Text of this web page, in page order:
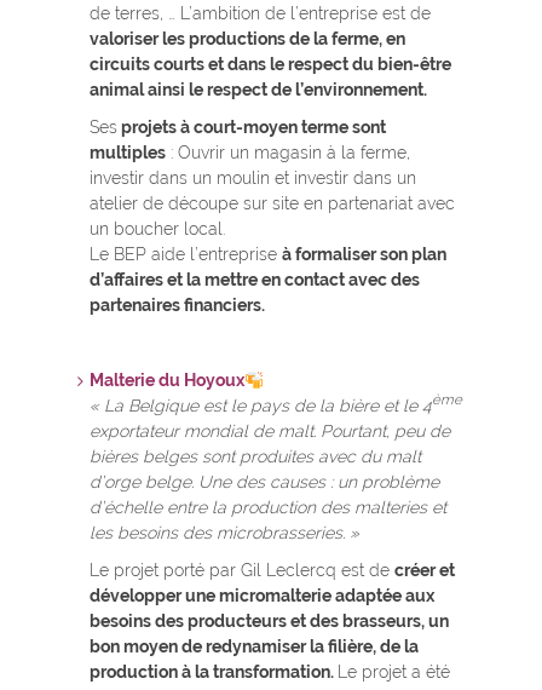
de terres, … L’ambition de l’entreprise est de
valoriser les productions de la ferme, en
circuits courts et dans le respect du bien-être
animal ainsi le respect de l’environnement.
Sesprojets à court-moyen terme sont
multiples : Ouvrir un magasin à la ferme,
investir dans un moulin et investir dans un
atelier de découpe sur site en partenariat avec
un boucher local.
Le BEP aide l’entreprise à formaliser son plan
d’affaires et la mettre en contact avec des
partenaires financiers.
Malterie du Hoyoux
« La Belgique est le pays de la bière et le 4ème
exportateur mondial de malt. Pourtant, peu de
bières belges sont produites avec du malt
d’orge belge. Une des causes : un problème
d’échelle entre la production des malteries et
les besoins des microbrasseries. »
Le projet porté par Gil Leclercq est de créer et
développer une micromalterie adaptée aux
besoins des producteurs et des brasseurs, un
bon moyen de redynamiser la filière, de la
production à la transformation. Le projet a été